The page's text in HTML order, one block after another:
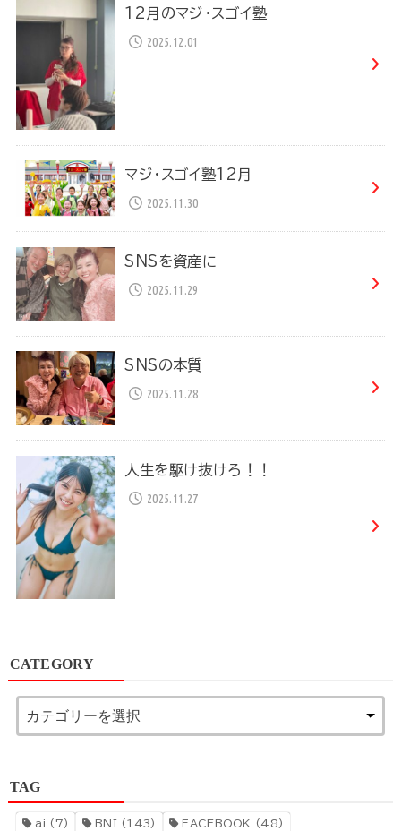
12月のマジ・スゴイ塾
2025.12.01
マジ・スゴイ塾12月
2025.11.30
SNSを資産に
2025.11.29
SNSの本質
2025.11.28
人生を駆け抜けろ！！
2025.11.27
CATEGORY
TAG
ai (7) BNI(143) FACEBOOK (48)